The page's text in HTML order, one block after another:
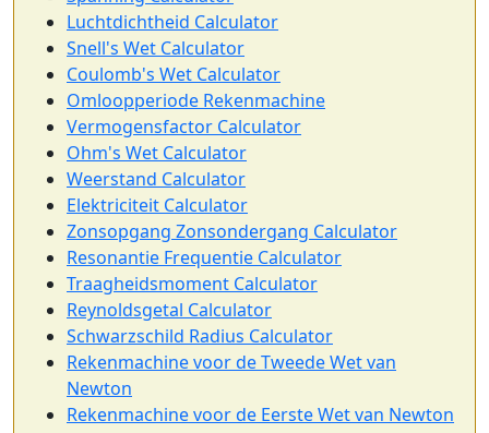
Luchtdichtheid Calculator
Snell's Wet Calculator
Coulomb's Wet Calculator
Omloopperiode Rekenmachine
Vermogensfactor Calculator
Ohm's Wet Calculator
Weerstand Calculator
Elektriciteit Calculator
Zonsopgang Zonsondergang Calculator
Resonantie Frequentie Calculator
Traagheidsmoment Calculator
Reynoldsgetal Calculator
Schwarzschild Radius Calculator
Rekenmachine voor de Tweede Wet van
Newton
Rekenmachine voor de Eerste Wet van Newton